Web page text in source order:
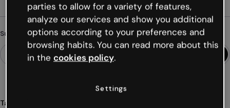
Suchst du etwas anderes?
Tags
parties to allow for a variety of features,
analyze our services and show you additional
options according to your preferences and
browsing habits. You can read more about this
in the cookies policy.
Settings